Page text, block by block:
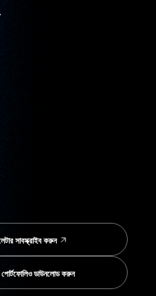
নিউজলেটার সাবস্ক্রাইব করুন
সাবস্ক্রাইব করুন
আমাদের পোর্টফোলিও ডাউনলোড করুন
ডাউনলোড করুন